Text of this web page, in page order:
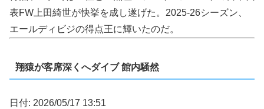
表FW上田綺世が快挙を成し遂げた。2025-26シーズン、
エールディビジの得点王に輝いたのだ。
翔猿が客席深くへダイブ 館内騒然
日付: 2026/05/17 13:51